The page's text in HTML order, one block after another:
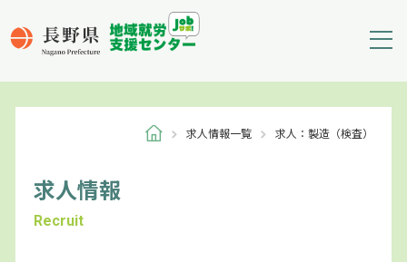
求人情報一覧 求人：製造（検査）
求人情報
Recruit